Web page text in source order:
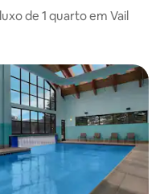
de 1 quarto em Vail